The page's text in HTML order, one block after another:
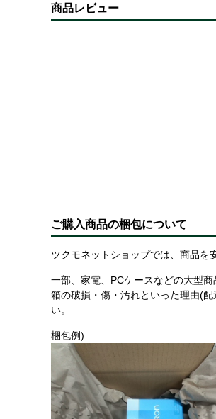
商品レビュー
ご購入商品の梱包について
ツクモネットショップでは、商品を
一部、家電、PCケースなどの大型
箱の破損・傷・汚れといった理由(
い。
梱包例)